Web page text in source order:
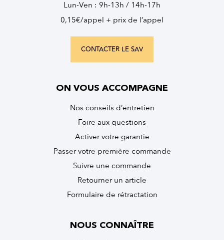
Lun-Ven : 9h-13h / 14h-17h
0,15€/appel + prix de l’appel
CONTACTER LE SAV
ON VOUS ACCOMPAGNE
Nos conseils d’entretien
Foire aux questions
Activer votre garantie
Passer votre première commande
Suivre une commande
Retourner un article
Formulaire de rétractation
NOUS CONNAÎTRE